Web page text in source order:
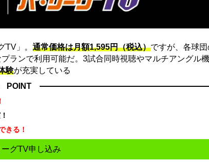
TV」。 通常価格は月額1,595円（税込）ですが、各球
ランで利用可能だ。3試合同時視聴やマルチアングル
験が充実している
POINT
きる！
グTV申し込み